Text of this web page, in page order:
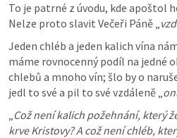
To je patrné z úvodu, kde apoštol
Nelze proto slavit Večeři Páně „
Jeden chléb a jeden kalich vína
máme rovnocenný podíl na jedné
chlebů a mnoho vín; šlo by o
jedl to své a pil to své vzdáleně „
„Což není kalich požehnání, který
krve Kristovy? A což není chléb,